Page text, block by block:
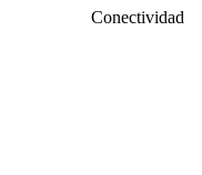
Conectividad